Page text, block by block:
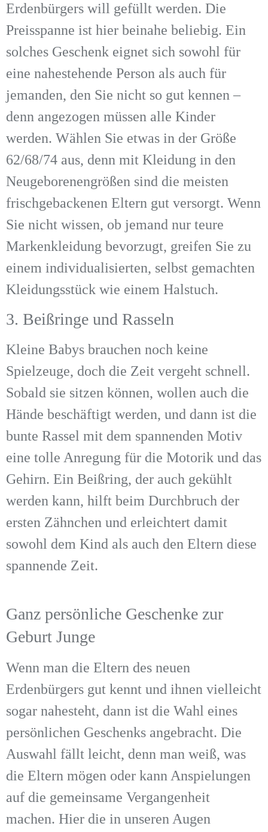
Erdenbürgers will gefüllt werden. Die
Preisspanne ist hier beinahe beliebig. Ein
solches Geschenk eignet sich sowohl für
eine nahestehende Person als auch für
jemanden, den Sie nicht so gut kennen –
denn angezogen müssen alle Kinder
werden. Wählen Sie etwas in der Größe
62/68/74 aus, denn mit Kleidung in den
Neugeborenengrößen sind die meisten
frischgebackenen Eltern gut versorgt. Wenn
Sie nicht wissen, ob jemand nur teure
Markenkleidung bevorzugt, greifen Sie zu
einem individualisierten, selbst gemachten
Kleidungsstück wie einem Halstuch.
3. Beißringe und Rasseln
Kleine Babys brauchen noch keine
Spielzeuge, doch die Zeit vergeht schnell.
Sobald sie sitzen können, wollen auch die
Hände beschäftigt werden, und dann ist die
bunte Rassel mit dem spannenden Motiv
eine tolle Anregung für die Motorik und das
Gehirn. Ein Beißring, der auch gekühlt
werden kann, hilft beim Durchbruch der
ersten Zähnchen und erleichtert damit
sowohl dem Kind als auch den Eltern diese
spannende Zeit.
Ganz persönliche Geschenke zur
Geburt Junge
Wenn man die Eltern des neuen
Erdenbürgers gut kennt und ihnen vielleicht
sogar nahesteht, dann ist die Wahl eines
persönlichen Geschenks angebracht. Die
Auswahl fällt leicht, denn man weiß, was
die Eltern mögen oder kann Anspielungen
auf die gemeinsame Vergangenheit
machen. Hier die in unseren Augen